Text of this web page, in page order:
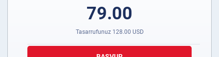
79.00
Tasarrufunuz 128.00 USD